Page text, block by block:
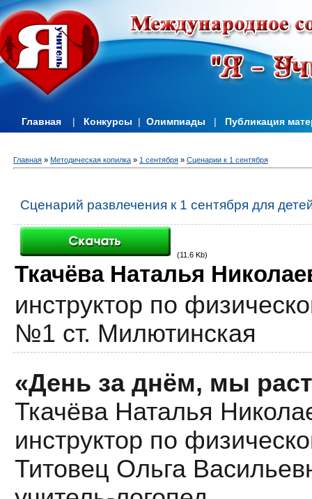
Главная | Конкурсы | Олимпиады | Публикация
Главная » Методическая копилка » 1 сентября » Сценарии к 1 сентября
Сценарий развлечения к 1 сентября для
(11.6 Kb)
Ткачёва Наталья
инструктор по
№1 ст. Милютинская
«День за днём, мы
Ткачёва Наталья
инструктор по
Титовец Ольга